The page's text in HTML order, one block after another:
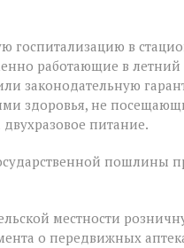
госпитализацию в
работающие в
законодательную
здоровья, не
питание.
пошлины
местности
о передвижных